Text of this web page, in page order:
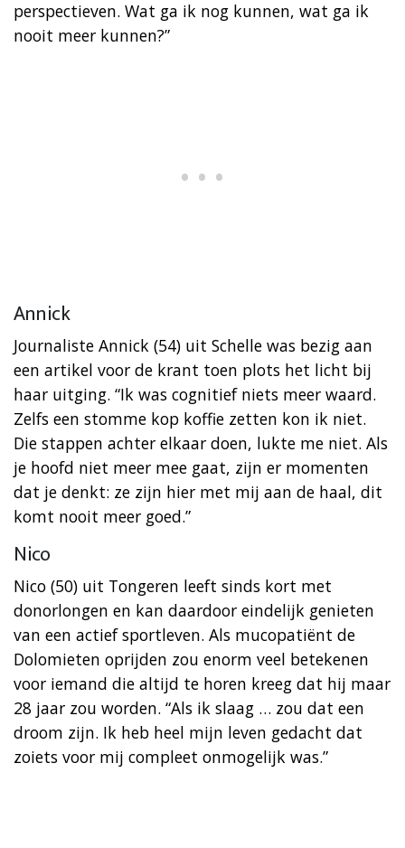
perspectieven. Wat ga ik nog kunnen, wat ga ik
nooit meer kunnen?”
Annick
Journaliste Annick (54) uit Schelle was bezig aan
een artikel voor de krant toen plots het licht bij
haar uitging. “Ik was cognitief niets meer waard.
Zelfs een stomme kop koffie zetten kon ik niet.
Die stappen achter elkaar doen, lukte me niet. Als
je hoofd niet meer mee gaat, zijn er momenten
dat je denkt: ze zijn hier met mij aan de haal, dit
komt nooit meer goed.”
Nico
Nico (50) uit Tongeren leeft sinds kort met
donorlongen en kan daardoor eindelijk genieten
van een actief sportleven. Als mucopatiënt de
Dolomieten oprijden zou enorm veel betekenen
voor iemand die altijd te horen kreeg dat hij maar
28 jaar zou worden. “Als ik slaag … zou dat een
droom zijn. Ik heb heel mijn leven gedacht dat
zoiets voor mij compleet onmogelijk was.”